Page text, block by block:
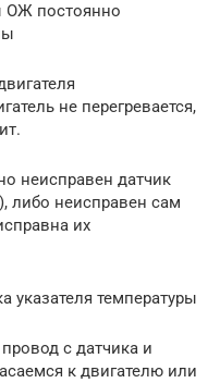
ОЖ постоянно
не перегревается,
неисправен датчик
либо неисправен сам
их
указателя температуры
с датчика и
к двигателю или